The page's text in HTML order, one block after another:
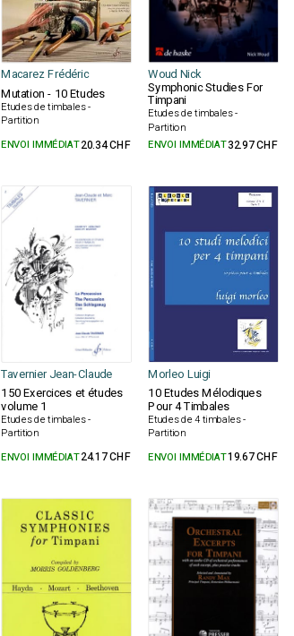
Macarez Frédéric Woud Nick
Mutation - 10 Etudes
Etudes de timbales -
Partition
Symphonic Studies For
Timpani
Etudes de timbales -
Partition
ENVOI IMMÉDIAT20.34 CHF ENVOI IMMÉDIAT32.97 CHF
Tavernier Jean-Claude Morleo Luigi
150 Exercices et études
volume 1
Etudes de timbales -
Partition
10 Etudes Mélodiques
Pour 4 Timbales
Etudes de 4 timbales -
Partition
ENVOI IMMÉDIAT24.17 CHF ENVOI IMMÉDIAT19.67 CHF